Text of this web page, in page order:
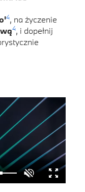
4, na życzenie
4, i dopełnij